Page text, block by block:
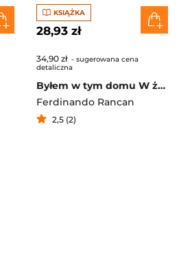
KSIĄŻKA
28,93 zł
34,90 zł - sugerowana cena
detaliczna
Byłem w tym domu W życiu Jezusa jest miejsce dla ciebie
Ferdinando Rancan
2,5 (2)